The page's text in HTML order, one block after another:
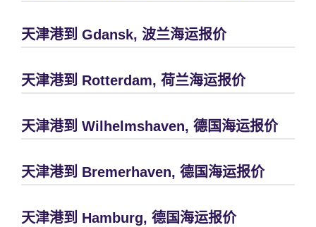
天津港到 Gdansk, 波兰海运报价
天津港到 Rotterdam, 荷兰海运报价
天津港到 Wilhelmshaven, 德国海运报价
天津港到 Bremerhaven, 德国海运报价
天津港到 Hamburg, 德国海运报价